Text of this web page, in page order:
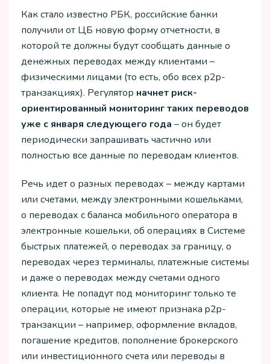
Как стало известно РБК, российские банки
получили от ЦБ новую форму отчетности, в
которой те должны будут сообщать данные о
денежных переводах между клиентами –
физическими лицами (то есть, обо всех p2p-
транзакциях). Регулятор начнет риск-
ориентированный мониторинг таких переводов
уже с января следующего года – он будет
периодически запрашивать частично или
полностью все данные по переводам клиентов.
Речь идет о разных переводах – между картами
или счетами, между электронными кошельками,
о переводах с баланса мобильного оператора в
электронные кошельки, об операциях в Системе
быстрых платежей, о переводах за границу, о
переводах через терминалы, платежные системы
и даже о переводах между счетами одного
клиента. Не попадут под мониторинг только те
операции, которые не имеют признака p2p-
транзакции – например, оформление вкладов,
погашение кредитов, пополнение брокерского
или инвестиционного счета или переводы в